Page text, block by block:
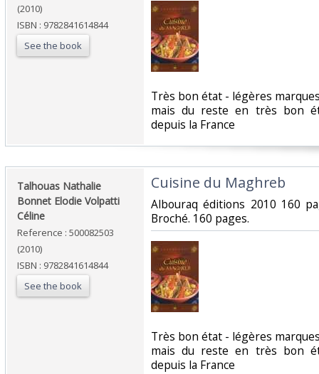
(2010)
ISBN : 9782841614844
See the book
‎Très bon état - légères
mais du reste en très bon
depuis la France‎
‎Talhouas Nathalie
Bonnet Elodie Volpatti
Céline‎
Reference : 500082503
(2010)
ISBN : 9782841614844
See the book
‎Cuisine du Maghreb‎
‎Albouraq éditions 2010 160
Broché. 160 pages.‎
‎Très bon état - légères
mais du reste en très bon
depuis la France‎